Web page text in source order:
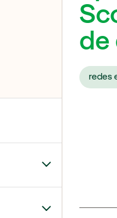
Alternar el
Alternar el
de
redes